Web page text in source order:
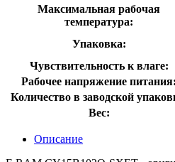
Максимальная рабочая
температура:
Упаковка:
Чувствительность к влаге:
Рабочее напряжение питания:
Количество в заводской
Вес:
Описание